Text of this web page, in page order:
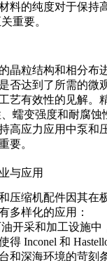
料的纯度对于保持
重要。
晶粒结构和相分布
否达到了所需的微
艺有效性的见解。
蠕变强度和耐腐蚀
高应力应用中泵和
要。
与应用
压缩机配件因其在
多样化的应用：
开采和加工设施中
得 Inconel 和
和深海环境的苛刻